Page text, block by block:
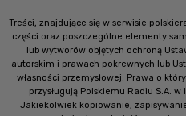
Treści, znajdujące się w serwisie
części oraz poszczególne elementy
lub wytworów objętych ochroną
autorskim i prawach pokrewnych lub
własności przemysłowej. Prawa o
przysługują Polskiemu Radiu S.A.
Jakiekolwiek kopiowanie,